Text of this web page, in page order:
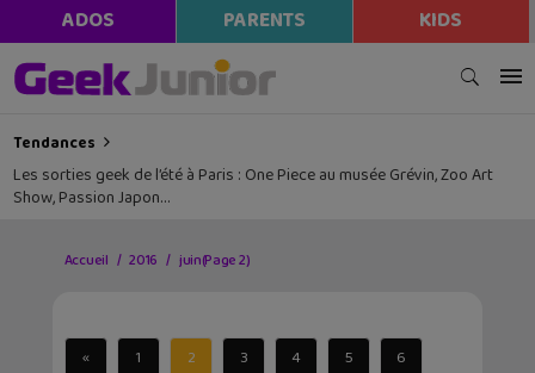
ADOS PARENTS KIDS
Tendances
Les sorties geek de l’été à Paris : One Piece au musée Grévin, Zoo Art
Show, Passion Japon…
Accueil 2016 juin(Page 2)
« 1 2 3 4 5 6